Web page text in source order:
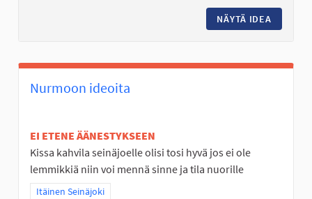
NÄYTÄ IDEA
Nurmoon ideoita
EI ETENE ÄÄNESTYKSEEN
Kissa kahvila seinäjoelle olisi tosi hyvä jos ei ole
lemmikkiä niin voi mennä sinne ja tila nuorille
Rajaa tulokset teeman mukaan: Itäinen Seinäjoki
Itäinen Seinäjoki